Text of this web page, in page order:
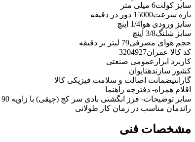
سایز کولت6 میلی متر
بازه سرعت15000 دور در دقیقه
سایز ورودی هوا 1/4 اینچ
سایز شلنگ3/8 اینچ
حجم هوای مصرفی79 لیتر بر دقیقه
کد کالا عمران3204927
کاربرد ابزار عمومی صنعتی
کشور سازندهتایوان
گارانتیضمانت اصالت و سلامت فیزیکی کالا
اقلام همراه- دفترچه راهنما
سایر توضیحات
راندمان مناسب در زمان کار طولانی
مشخصات فنی